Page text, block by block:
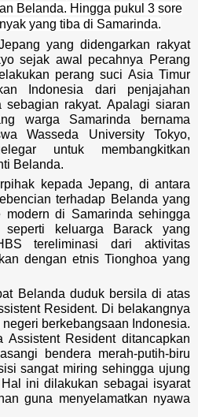
Belanda. Hingga pukul 3 sore
yang tiba di Samarinda.
yang didengarkan rakyat
sejak awal pecahnya Perang
perang suci Asia Timur
Indonesia dari penjajahan
sebagian rakyat. Apalagi siaran
warga Samarinda bernama
Wasseda University Tokyo,
untuk membangkitkan
Belanda.
kepada Jepang, di antara
terhadap Belanda yang
modern di Samarinda sehingga
keluarga Barack yang
tereliminasi dari aktivitas
dengan etnis Tionghoa yang
Belanda duduk bersila di atas
Resident. Di belakangnya
berkebangsaan Indonesia.
Assistent Resident ditancapkan
bendera merah-putih-biru
sangat miring sehingga ujung
ini dilakukan sebagai isyarat
guna menyelamatkan nyawa